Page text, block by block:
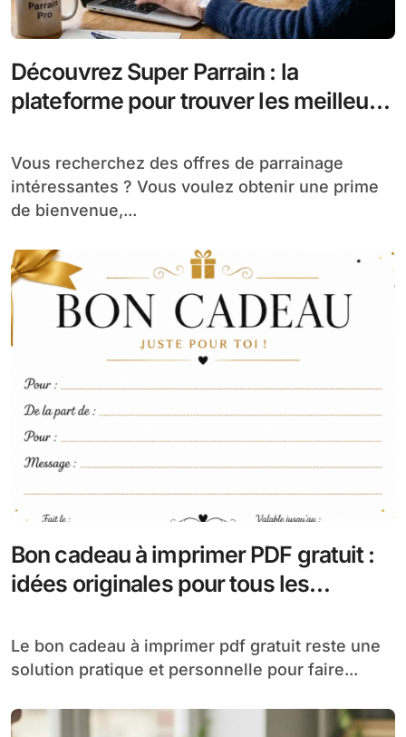
Découvrez Super Parrain : la
plateforme pour trouver les meilleurs
Vous recherchez des offres de parrainage
intéressantes ? Vous voulez obtenir une prime
de bienvenue,...
Bon cadeau à imprimer PDF gratuit :
idées originales pour tous les
Le bon cadeau à imprimer pdf gratuit reste une
solution pratique et personnelle pour faire...